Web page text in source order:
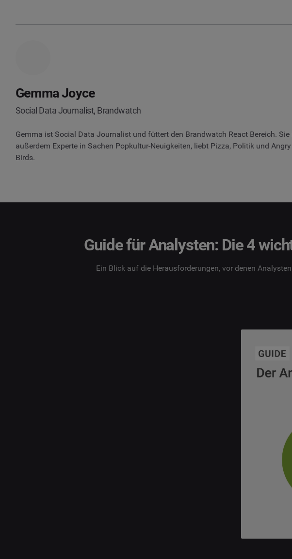
Gemma Joyce
Social Data Journalist, Brandwatch
Gemma ist Social Data Journalist und füttert den Brandwatch React Bereich. Sie
außerdem Experte in Sachen Popkultur-Neuigkeiten, liebt Pizza, Politik und Angry
Birds.
Guide für Analysten: Die 4
Ein Blick auf die Herausforderungen, vor denen